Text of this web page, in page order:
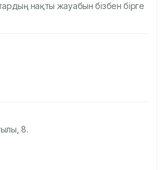
нақты жауабын бізбен бірге
8.